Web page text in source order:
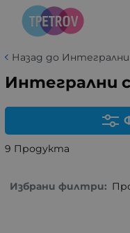
Назад до Интегрални
Интегрални
9 Продукта
Избрани филтри: